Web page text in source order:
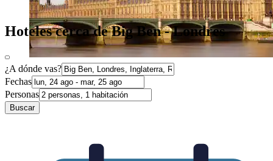
Hoteles cerca de Big Ben - Londres
¿A dónde vas?
Fechas
Personas
Buscar